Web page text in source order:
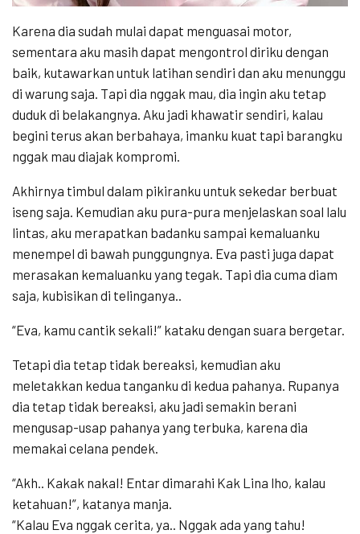
Karena dia sudah mulai dapat menguasai motor,
sementara aku masih dapat mengontrol diriku dengan
baik, kutawarkan untuk latihan sendiri dan aku menunggu
di warung saja. Tapi dia nggak mau, dia ingin aku tetap
duduk di belakangnya. Aku jadi khawatir sendiri, kalau
begini terus akan berbahaya, imanku kuat tapi barangku
nggak mau diajak kompromi.
Akhirnya timbul dalam pikiranku untuk sekedar berbuat
iseng saja. Kemudian aku pura-pura menjelaskan soal lalu
lintas, aku merapatkan badanku sampai kemaluanku
menempel di bawah punggungnya. Eva pasti juga dapat
merasakan kemaluanku yang tegak. Tapi dia cuma diam
saja, kubisikan di telinganya..
“Eva, kamu cantik sekali!” kataku dengan suara bergetar.
Tetapi dia tetap tidak bereaksi, kemudian aku
meletakkan kedua tanganku di kedua pahanya. Rupanya
dia tetap tidak bereaksi, aku jadi semakin berani
mengusap-usap pahanya yang terbuka, karena dia
memakai celana pendek.
“Akh.. Kakak nakal! Entar dimarahi Kak Lina lho, kalau
ketahuan!”, katanya manja.
“Kalau Eva nggak cerita, ya.. Nggak ada yang tahu!